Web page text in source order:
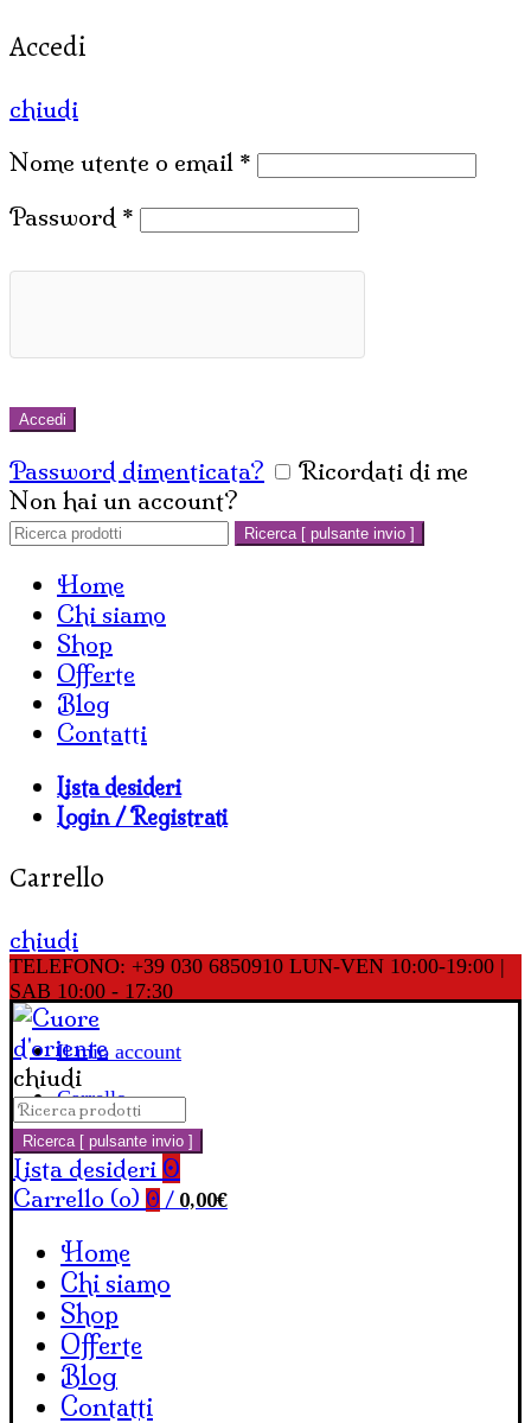
Accedi
chiudi
Nome utente o email *
Password *
Accedi
Password dimenticata?
Ricordati di me
Non hai un account?
Cerca:
Ricerca [ pulsante invio ]
Home
Chi siamo
Shop
Offerte
Blog
Contatti
Lista desideri
Login / Registrati
Carrello
chiudi
TELEFONO: +39 030 6850910 LUN-VEN 10:00-19:00 |
SAB 10:00 - 17:30
Il mio account
Carrello
chiudi
Cerca:
Ricerca [ pulsante invio ]
Lista desideri 0
Carrello (o) 0 / 0,00€
Home
Chi siamo
Shop
Offerte
Blog
Contatti